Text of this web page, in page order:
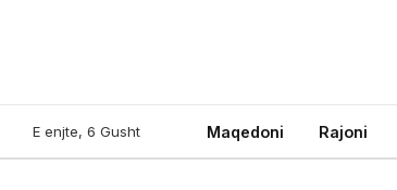
E enjte, 6 Gusht Maqedoni Rajoni